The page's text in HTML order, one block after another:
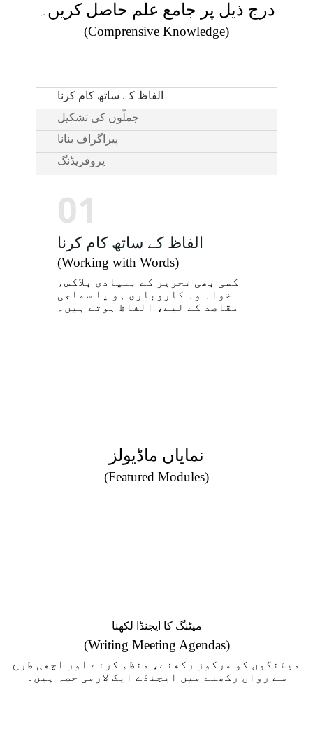
درج ذیل پر جامع علم حاصل کریں۔
(Comprensive Knowledge)
الفاظ کے ساتھ کام کرنا
جملّوں کی تشکیل
پیراگراف بنانا
پروفریڈنگ
01
الفاظ کے ساتھ کام کرنا
(Working with Words)
کسی بھی تحریر کے بنیادی بلاکس،
خواہ وہ کاروباری ہو یا سماجی
مقاصد کے لیے، الفاظ ہوتے ہیں۔
نمایاں ماڈیولز
(Featured Modules)
میٹنگ کا ایجنڈا لکھنا
(Writing Meeting Agendas)
میٹنگوں کو مرکوز رکھنے، منظم کرنے اور اچھی طرح
سے رواں رکھنے میں ایجنڈے ایک لازمی حصہ ہیں۔